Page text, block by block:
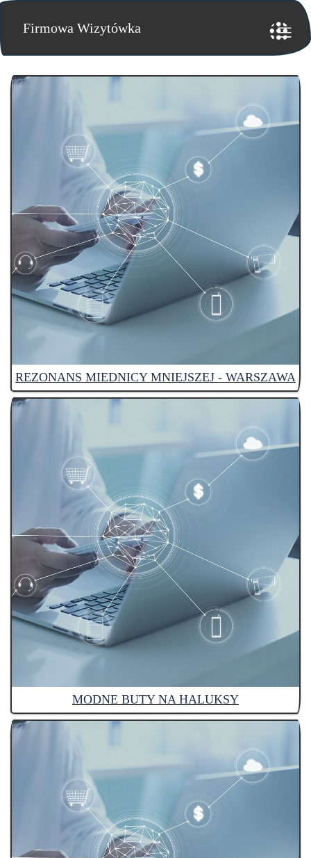
Firmowa Wizytówka
REZONANS MIEDNICY MNIEJSZEJ - WARSZAWA
MODNE BUTY NA HALUKSY